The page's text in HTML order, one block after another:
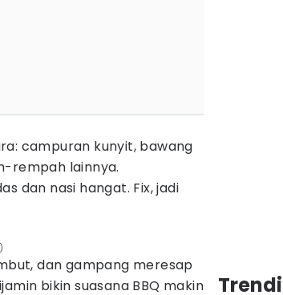
campuran kunyit, bawang
rempah lainnya.
dan nasi hangat. Fix, jadi
dan gampang meresap
bikin suasana BBQ makin